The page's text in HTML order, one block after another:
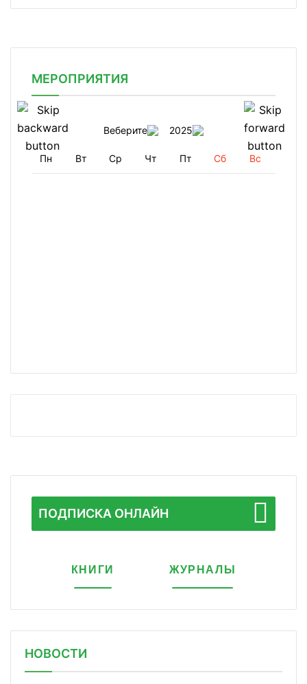
МЕРОПРИЯТИЯ
Веберите 2025
Пн Вт Ср Чт Пт Сб Вс
ПОДПИСКА ОНЛАЙН
КНИГИ ЖУРНАЛЫ
НОВОСТИ